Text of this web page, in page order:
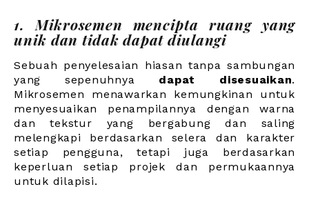
1. Mikrosemen mencipta ruang yang
unik dan tidak dapat diulangi
Sebuah penyelesaian hiasan tanpa sambungan
yang sepenuhnya dapat disesuaikan.
Mikrosemen menawarkan kemungkinan untuk
menyesuaikan penampilannya dengan warna
dan tekstur yang bergabung dan saling
melengkapi berdasarkan selera dan karakter
setiap pengguna, tetapi juga berdasarkan
keperluan setiap projek dan permukaannya
untuk dilapisi.